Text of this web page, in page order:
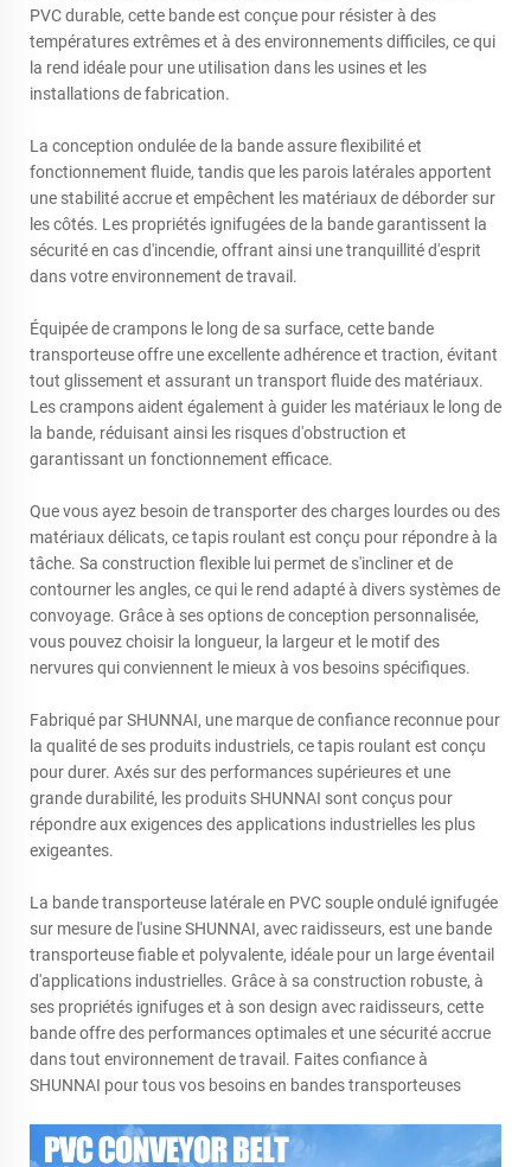
PVC durable, cette bande est conçue pour résister à des
températures extrêmes et à des environnements difficiles, ce qui
la rend idéale pour une utilisation dans les usines et les
installations de fabrication.
La conception ondulée de la bande assure flexibilité et
fonctionnement fluide, tandis que les parois latérales apportent
une stabilité accrue et empêchent les matériaux de déborder sur
les côtés. Les propriétés ignifugées de la bande garantissent la
sécurité en cas d'incendie, offrant ainsi une tranquillité d'esprit
dans votre environnement de travail.
Équipée de crampons le long de sa surface, cette bande
transporteuse offre une excellente adhérence et traction, évitant
tout glissement et assurant un transport fluide des matériaux.
Les crampons aident également à guider les matériaux le long de
la bande, réduisant ainsi les risques d'obstruction et
garantissant un fonctionnement efficace.
Que vous ayez besoin de transporter des charges lourdes ou des
matériaux délicats, ce tapis roulant est conçu pour répondre à la
tâche. Sa construction flexible lui permet de s'incliner et de
contourner les angles, ce qui le rend adapté à divers systèmes de
convoyage. Grâce à ses options de conception personnalisée,
vous pouvez choisir la longueur, la largeur et le motif des
nervures qui conviennent le mieux à vos besoins spécifiques.
Fabriqué par SHUNNAI, une marque de confiance reconnue pour
la qualité de ses produits industriels, ce tapis roulant est conçu
pour durer. Axés sur des performances supérieures et une
grande durabilité, les produits SHUNNAI sont conçus pour
répondre aux exigences des applications industrielles les plus
exigeantes.
La bande transporteuse latérale en PVC souple ondulé ignifugée
sur mesure de l'usine SHUNNAI, avec raidisseurs, est une bande
transporteuse fiable et polyvalente, idéale pour un large éventail
d'applications industrielles. Grâce à sa construction robuste, à
ses propriétés ignifuges et à son design avec raidisseurs, cette
bande offre des performances optimales et une sécurité accrue
dans tout environnement de travail. Faites confiance à
SHUNNAI pour tous vos besoins en bandes transporteuses